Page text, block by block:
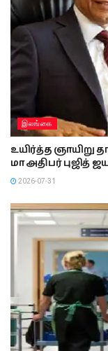
இலங்கை
உயிர்த்த
மா அதிபர் புஜித்
2026-07-31